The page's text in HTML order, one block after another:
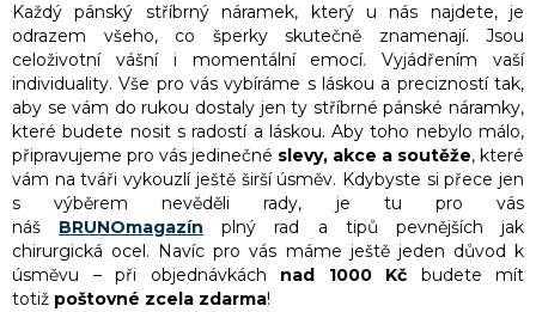
Každý pánský stříbrný náramek, který u nás najdete, je
odrazem všeho, co šperky skutečně znamenají. Jsou
celoživotní vášní i momentální emocí. Vyjádřením vaší
individuality. Vše pro vás vybíráme s láskou a precizností tak,
aby se vám do rukou dostaly jen ty stříbrné pánské náramky,
které budete nosit s radostí a láskou. Aby toho nebylo málo,
připravujeme pro vás jedinečné slevy, akce a soutěže, které
vám na tváři vykouzlí ještě širší úsměv. Kdybyste si přece jen
s výběrem nevěděli rady, je tu pro vás
náš
BRUNOmagazín
plný rad a tipů pevnějších jak
chirurgická ocel. Navíc pro vás máme ještě jeden důvod k
úsměvu – při objednávkách
nad 1000 Kč
budete mít
totiž poštovné zcela zdarma!